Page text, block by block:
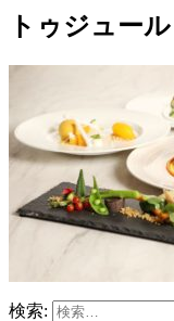
トゥジュール
検索: